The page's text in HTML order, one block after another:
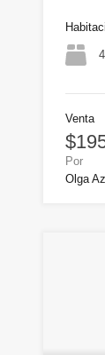
4
Venta
Por
Olga